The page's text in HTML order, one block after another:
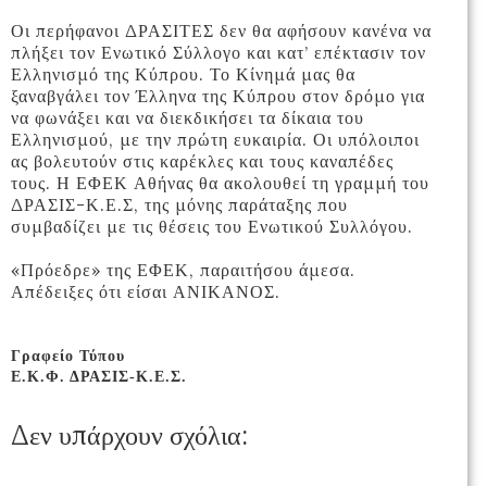
Οι περήφανοι ΔΡΑΣΙΤΕΣ δεν θα αφήσουν κανένα να
πλήξει τον Ενωτικό Σύλλογο και κατ’ επέκτασιν τον
Ελληνισμό της Κύπρου. Το Κίνημά μας θα
ξαναβγάλει τον Έλληνα της Κύπρου στον δρόμο για
να φωνάξει και να διεκδικήσει τα δίκαια του
Ελληνισμού, με την πρώτη ευκαιρία. Οι υπόλοιποι
ας βολευτούν στις καρέκλες και τους καναπέδες
τους. Η ΕΦΕΚ Αθήνας θα ακολουθεί τη γραμμή του
ΔΡΑΣΙΣ-Κ.Ε.Σ, της μόνης παράταξης που
συμβαδίζει με τις θέσεις του Ενωτικού Συλλόγου.
«Πρόεδρε» της ΕΦΕΚ, παραιτήσου άμεσα.
Απέδειξες ότι είσαι ΑΝΙΚΑΝΟΣ.
Γραφείο Τύπου
Ε.Κ.Φ. ΔΡΑΣΙΣ-Κ.Ε.Σ.
Δεν υπάρχουν σχόλια: